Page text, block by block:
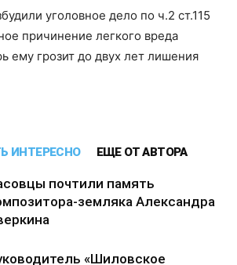
уголовное дело по ч.2 ст.115
причинение легкого вреда
ему грозит до двух лет лишения
ИНТЕРЕСНО ЕЩЕ ОТ АВТОРА
почтили память
земляка Александра
«Шиловское